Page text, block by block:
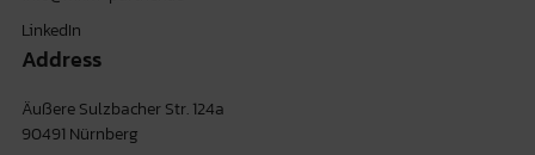
LinkedIn
Address
Äußere Sulzbacher Str. 124a
90491 Nürnberg